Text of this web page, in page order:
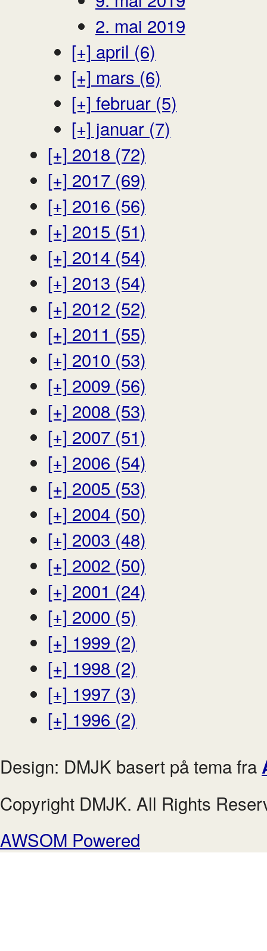
2. mai 2019
[+] april (6)
[+] mars (6)
[+] februar (5)
[+] januar (7)
[+] 2018 (72)
[+] 2017 (69)
[+] 2016 (56)
[+] 2015 (51)
[+] 2014 (54)
[+] 2013 (54)
[+] 2012 (52)
[+] 2011 (55)
[+] 2010 (53)
[+] 2009 (56)
[+] 2008 (53)
[+] 2007 (51)
[+] 2006 (54)
[+] 2005 (53)
[+] 2004 (50)
[+] 2003 (48)
[+] 2002 (50)
[+] 2001 (24)
[+] 2000 (5)
[+] 1999 (2)
[+] 1998 (2)
[+] 1997 (3)
[+] 1996 (2)
Design: DMJK basert på tema fra
Copyright DMJK. All Rights
AWSOM Powered